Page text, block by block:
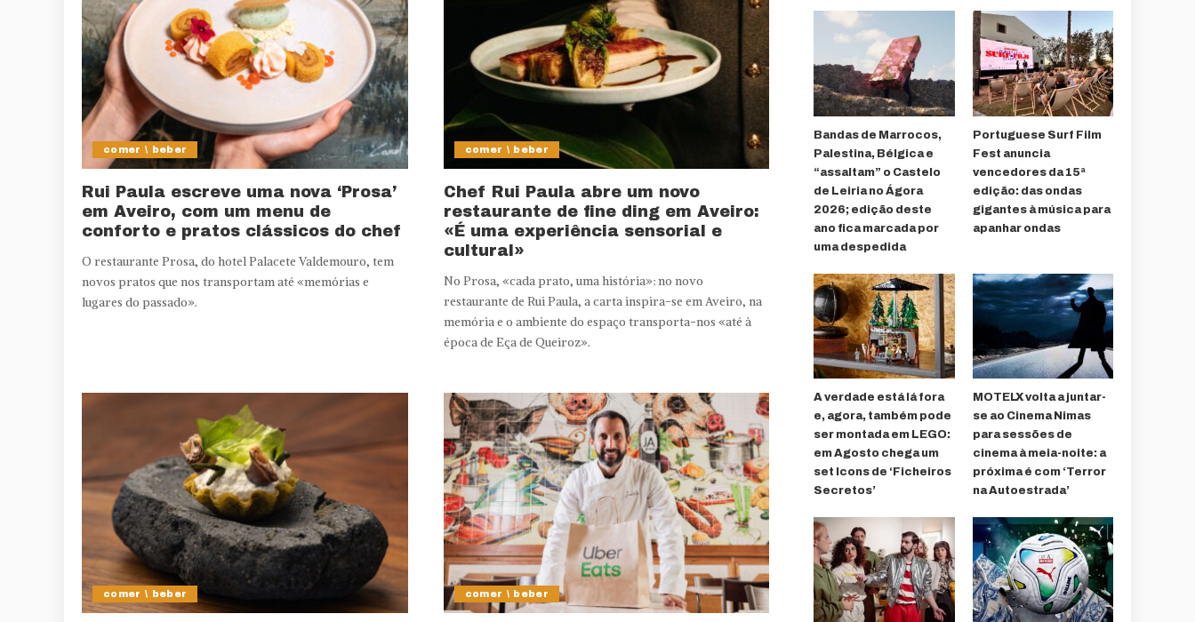
comer \ beber
Rui Paula escreve uma nova ‘Prosa’
em Aveiro, com um menu de
conforto e pratos clássicos do chef
O restaurante Prosa, do hotel Palacete Valdemouro, tem
novos pratos que nos transportam até «memórias e
lugares do passado».
comer \ beber
Chef Rui Paula abre um novo
restaurante de fine ding em Aveiro:
«É uma experiência sensorial e
cultural»
No Prosa, «cada prato, uma história»: no novo
restaurante de Rui Paula, a carta inspira-se em Aveiro, na
memória e o ambiente do espaço transporta-nos «até à
época de Eça de Queiroz».
comer \ beber comer \ beber
Bandas de Marrocos,
Palestina, Bélgica e
“assaltam” o Castelo
de Leiria no Ágora
2026; edição deste
ano fica marcada por
uma despedida
Portuguese Surf Film
Fest anuncia
vencedores da 15ª
edição: das ondas
gigantes à música para
apanhar ondas
A verdade está lá fora
e, agora, também pode
ser montada em LEGO:
em Agosto chega um
set Icons de ‘Ficheiros
Secretos’
MOTELX volta a juntar-
se ao Cinema Nimas
para sessões de
cinema à meia-noite: a
próxima é com ‘Terror
na Autoestrada’